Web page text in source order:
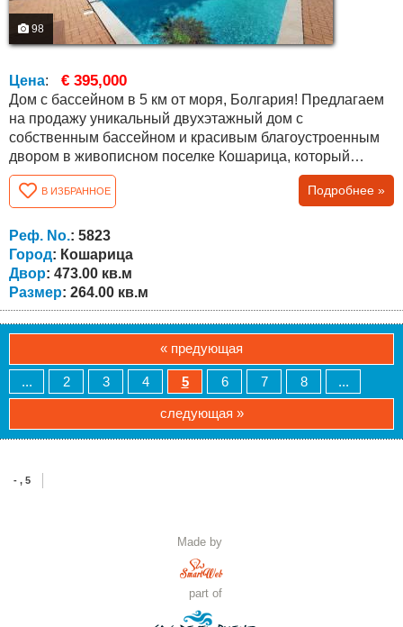
98
Цена: € 395,000
Дом с бассейном в 5 км от моря, Болгария! Предлагаем
на продажу уникальный двухэтажный дом с
собственным бассейном и красивым благоустроенным
двором в живописном поселке Кошарица, который
находится всего в 5 минутах езды на машине от
морского курорта Солнечный берег и с. Кошарица,
Святой Влас. Климат уникальный – сочетание свежего
морского и горного воздуха. В поселке отличная
инфраструктура - школа, детский сад, церковь,...
В ИЗБРАННОЕ Подробнее »
Реф. No.: 5823
Город: Кошарица
Двор: 473.00 кв.м
Размер: 264.00 кв.м
« предующая
... 2 3 4 5 6 7 8 ...
следующая »
- , 5
Made by
part of